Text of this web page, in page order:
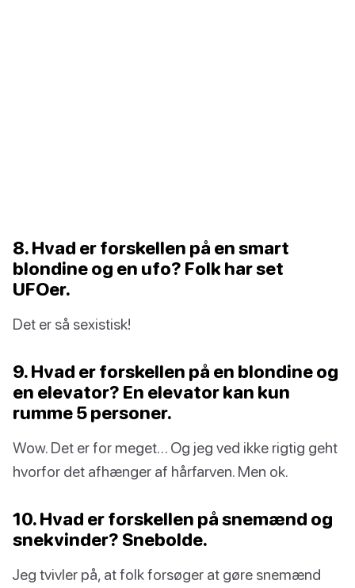
8. Hvad er forskellen på en smart
blondine og en ufo? Folk har set
UFOer.
Det er så sexistisk!
9. Hvad er forskellen på en blondine og
en elevator? En elevator kan kun
rumme 5 personer.
Wow. Det er for meget… Og jeg ved ikke rigtig geht
hvorfor det afhænger af hårfarven. Men ok.
10. Hvad er forskellen på snemænd og
snekvinder? Snebolde.
Jeg tvivler på, at folk forsøger at gøre snemænd